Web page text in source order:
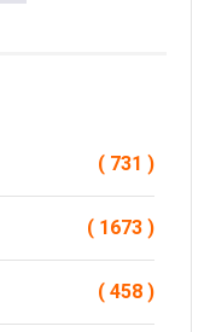
( 731 )
( 1673 )
( 458 )